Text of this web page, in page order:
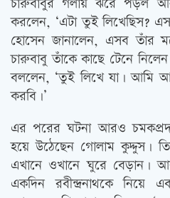
চারুবাবুর গলায় ঝরে পড়ল
করলেন, ‘এটা তুই লিখেছিস?
হোসেন জানালেন, এসব তাঁর
চারুবাবু তাঁকে কাছে টেনে
বললেন, ‘তুই লিখে যা। আমি
করবি।’
এর পরের ঘটনা আরও
হয়ে উঠেছেন গোলাম কুদ্দুস।
এখানে ওখানে ঘুরে বেড়ান।
একদিন রবীন্দ্রনাথকে